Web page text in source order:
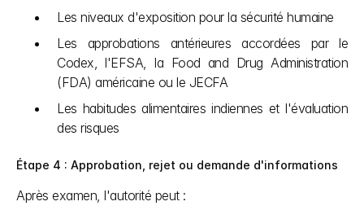
Les niveaux d'exposition pour la sécurité humaine
Les approbations antérieures accordées par le
Codex, l'EFSA, la Food and Drug Administration
(FDA) américaine ou le JECFA
Les habitudes alimentaires indiennes et l'évaluation
des risques
Étape 4 : Approbation, rejet ou demande d'informations
Après examen, l'autorité peut :